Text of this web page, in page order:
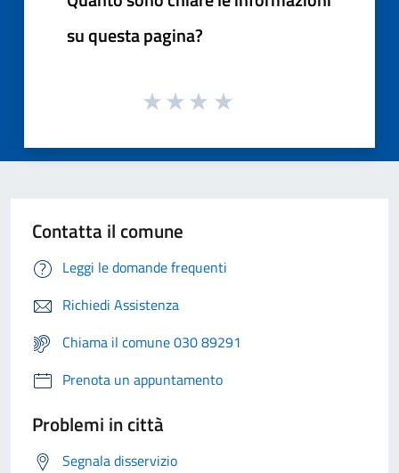
su questa pagina?
Contatta il comune
Leggi le domande frequenti
Richiedi Assistenza
Chiama il comune 030 89291
Prenota un appuntamento
Problemi in città
Segnala disservizio